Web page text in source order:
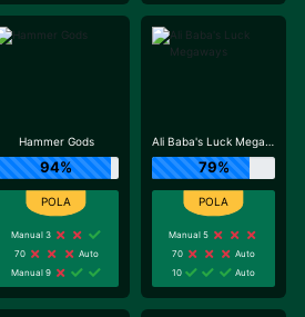
Hammer Gods
94%
Manual 3
70
Auto
Manual 9
Ali Baba's Luck Megaways
79%
Manual 5
70
Auto
10
Auto